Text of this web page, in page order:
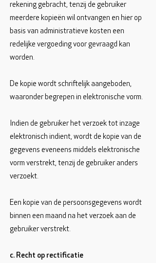
rekening gebracht, tenzij de gebruiker
meerdere kopieën wil ontvangen en hier op
basis van administratieve kosten een
redelijke vergoeding voor gevraagd kan
worden.
De kopie wordt schriftelijk aangeboden,
waaronder begrepen in elektronische vorm.
Indien de gebruiker het verzoek tot inzage
elektronisch indient, wordt de kopie van de
gegevens eveneens middels elektronische
vorm verstrekt, tenzij de gebruiker anders
verzoekt.
Een kopie van de persoonsgegevens wordt
binnen een maand na het verzoek aan de
gebruiker verstrekt.
c. Recht op rectificatie